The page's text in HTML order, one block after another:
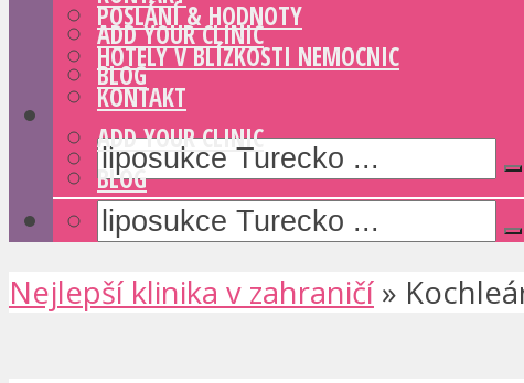
ADD YOUR CLINIC
BLOG
POSLÁNÍ & HODNOTY
HOTELY V BLÍZKOSTI NEMOCNIC
KONTAKT
ADD YOUR CLINIC
BLOG
Nejlepší klinika v zahraničí »